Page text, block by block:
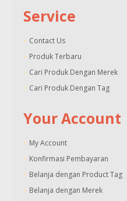
Service
Contact Us
Produk Terbaru
Cari Produk Dengan Merek
Cari Produk Dengan Tag
Your Account
My Account
Konfirmasi Pembayaran
Belanja dengan Product Tag
Belanja dengan Merek